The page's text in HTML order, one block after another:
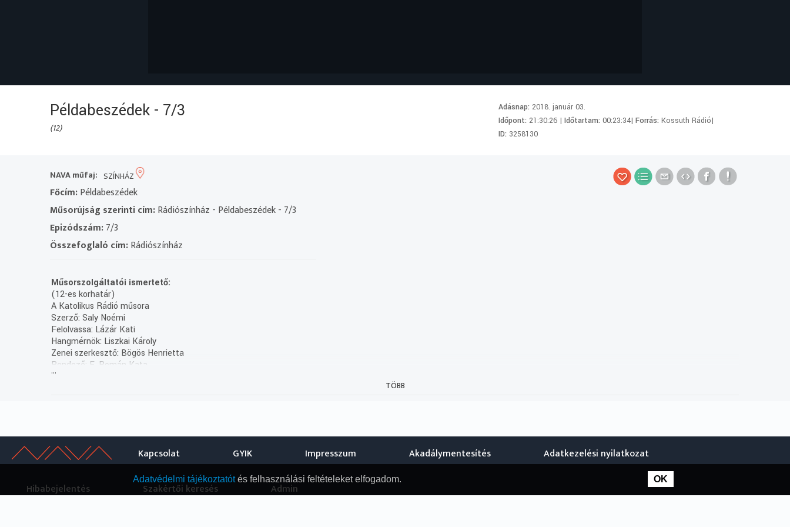
Példabeszédek - 7/3
(12)
Adásnap:2018. január 03.
Időpont:21:30:26 |Időtartam:00:23:34|Forrás:Kossuth Rádió|
ID: 3258130
NAVA műfaj: SZÍNHÁZ
Főcím:Példabeszédek
Műsorújság szerinti cím:Rádiószínház - Példabeszédek - 7/3
Epizódszám:7/3
Összefoglaló cím:Rádiószínház
Műsorszolgáltatói ismertető:
(12-es korhatár)
A Katolikus Rádió műsora
Szerző: Saly Noémi
Felolvassa: Lázár Kati
Hangmérnök: Liszkai Károly
Zenei szerkesztő: Bögös Henrietta
Rendező: E. Román Kata
(7/4. rész holnap 21.30)
...
TÖBB
Kapcsolat GYIK Impresszum Akadálymentesítés Adatkezelési nyilatkozat
Hibabejelentés Szakértői keresés Admin
Adatvédelmi tájékoztatótés felhasználási feltételeket elfogadom. OK